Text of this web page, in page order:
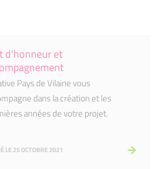
d'honneur et
Pays de Vilaine vous
dans la création et les
années de votre projet.
LE 25 OCTOBRE 2021